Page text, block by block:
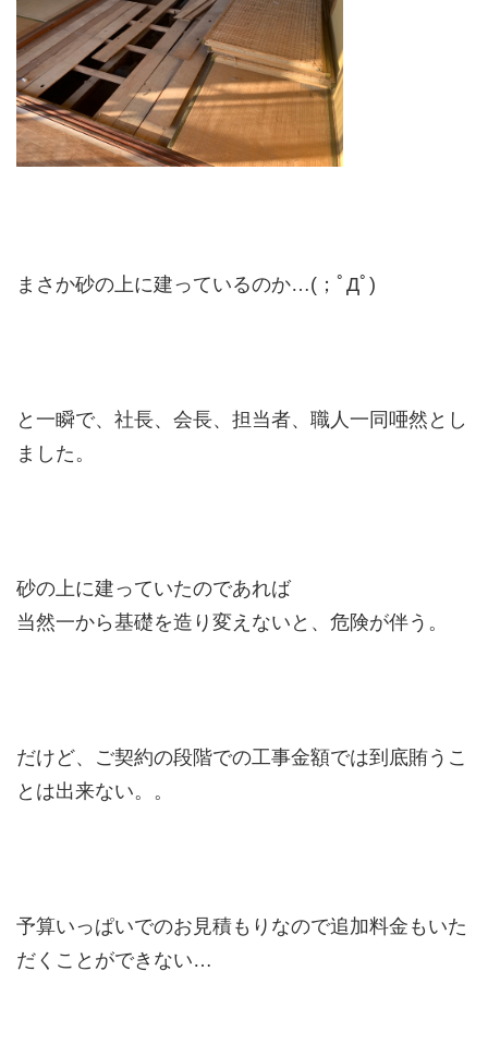
まさか砂の上に建っているのか…(；ﾟДﾟ)
と一瞬で、社長、会長、担当者、職人一同唖然とし
ました。
砂の上に建っていたのであれば
当然一から基礎を造り変えないと、危険が伴う。
だけど、ご契約の段階での工事金額では到底賄うこ
とは出来ない。。
予算いっぱいでのお見積もりなので追加料金もいた
だくことができない…